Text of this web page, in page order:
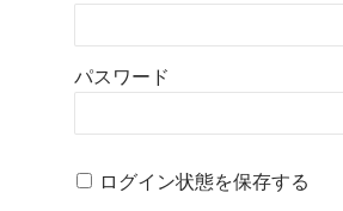
パスワード
ログイン状態を保存する